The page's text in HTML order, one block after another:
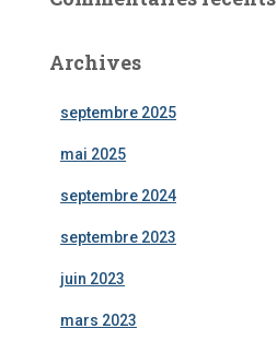
Archives
septembre 2025
mai 2025
septembre 2024
septembre 2023
juin 2023
mars 2023